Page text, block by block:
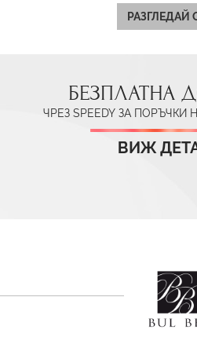
РАЗГЛЕДАЙ
БЕЗПЛАТНА
ЧРЕЗ SPEEDY ЗА ПОРЪЧКИ
ВИЖ